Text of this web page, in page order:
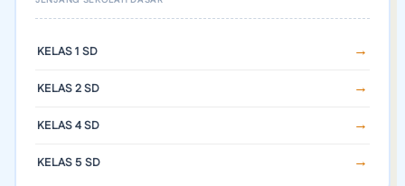
KELAS 1 SD
KELAS 2 SD
KELAS 4 SD
KELAS 5 SD